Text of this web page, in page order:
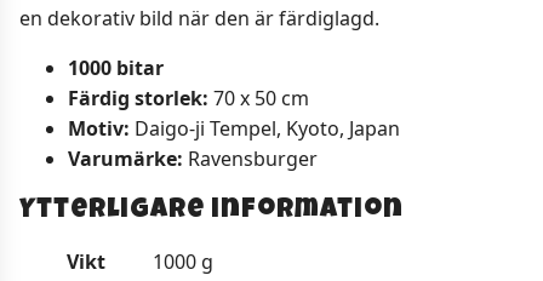
en dekorativ bild när den är färdiglagd.
1000 bitar
Färdig storlek: 70 x 50 cm
Motiv: Daigo-ji Tempel, Kyoto, Japan
Varumärke: Ravensburger
Ytterligare information
Vikt
1000 g